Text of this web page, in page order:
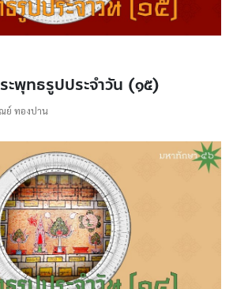
พุทธรูปประจำวัน (๑๕)
ย์ ทองปาน